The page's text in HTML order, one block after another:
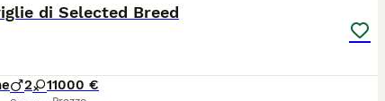
di Selected Breed
2 11000 €